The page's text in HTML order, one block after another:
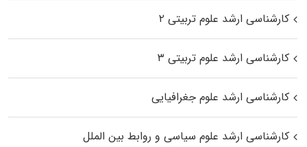
کارشناسی ارشد علوم تربیتی ۲
کارشناسی ارشد علوم تربیتی ۳
کارشناسی ارشد علوم جغرافیایی
کارشناسی ارشد علوم سیاسی و روابط بین الملل